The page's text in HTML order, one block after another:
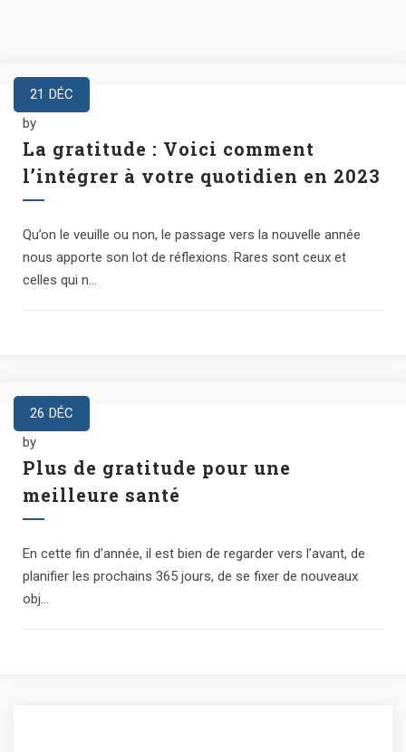
21 DÉC
by
La gratitude : Voici comment
l’intégrer à votre quotidien en 2023
Qu’on le veuille ou non, le passage vers la nouvelle année
nous apporte son lot de réflexions. Rares sont ceux et
celles qui n...
26 DÉC
by
Plus de gratitude pour une
meilleure santé
En cette fin d’année, il est bien de regarder vers l’avant, de
planifier les prochains 365 jours, de se fixer de nouveaux
obj...